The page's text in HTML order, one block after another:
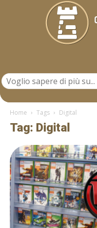
Home Tags Digital
Tag: Digital